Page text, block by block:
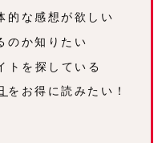
的な感想が欲しい
のか知りたい
トを探している
をお得に読みたい！